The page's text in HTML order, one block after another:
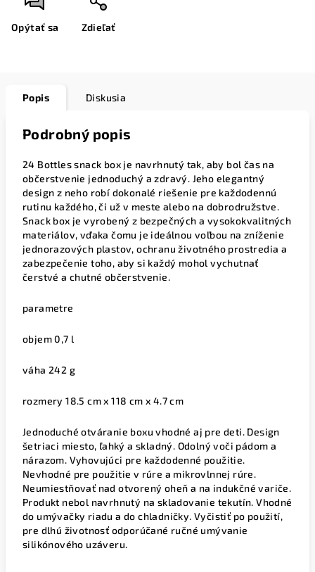
Opýtať sa Zdieľať
Popis Diskusia
Podrobný popis
24 Bottles snack box je navrhnutý tak, aby bol čas na
občerstvenie jednoduchý a zdravý. Jeho elegantný
design z neho robí dokonalé riešenie pre každodennú
rutinu každého, či už v meste alebo na dobrodružstve.
Snack box je vyrobený z bezpečných a vysokokvalitných
materiálov, vďaka čomu je ideálnou voľbou na zníženie
jednorazových plastov, ochranu životného prostredia a
zabezpečenie toho, aby si každý mohol vychutnať
čerstvé a chutné občerstvenie.
parametre
objem 0,7 l
váha 242 g
rozmery 18.5 cm x 118 cm x 4.7 cm
Jednoduché otváranie boxu vhodné aj pre deti. Design
šetriaci miesto, ľahký a skladný. Odolný voči pádom a
nárazom. Vyhovujúci pre každodenné použitie.
Nevhodné pre použitie v rúre a mikrovlnnej rúre.
Neumiestňovať nad otvorený oheň a na indukčné variče.
Produkt nebol navrhnutý na skladovanie tekutín. Vhodné
do umývačky riadu a do chladničky. Vyčistiť po použití,
pre dlhú životnosť odporúčané ručné umývanie
silikónového uzáveru.